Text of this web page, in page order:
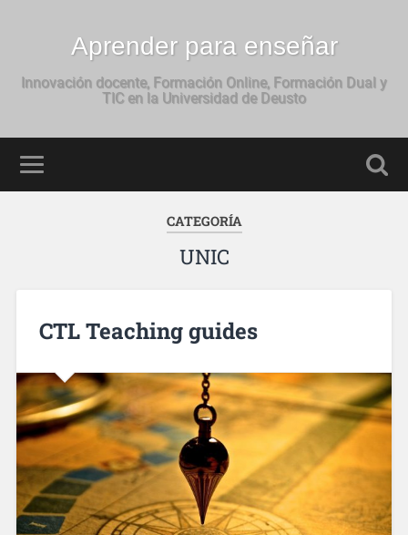
Aprender para enseñar
Innovación docente, Formación Online, Formación Dual y
TIC en la Universidad de Deusto
CATEGORÍA
UNIC
CTL Teaching guides